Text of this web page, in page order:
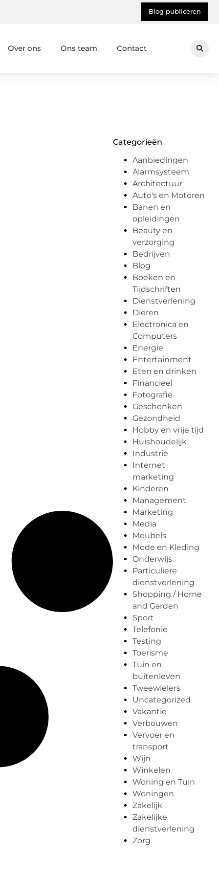
Blog publiceren
Over ons Ons team Contact
Categorieën
Aanbiedingen
Alarmsysteem
Architectuur
Auto's en Motoren
Banen en
opleidingen
Beauty en
verzorging
Bedrijven
Blog
Boeken en
Tijdschriften
Dienstverlening
Dieren
Electronica en
Computers
Energie
Entertainment
Eten en drinken
Financieel
Fotografie
Geschenken
Gezondheid
Hobby en vrije tijd
Huishoudelijk
Industrie
Internet
marketing
Kinderen
Management
Marketing
Media
Meubels
Mode en Kleding
Onderwijs
Particuliere
dienstverlening
Shopping / Home
and Garden
Sport
Telefonie
Testing
Toerisme
Tuin en
buitenleven
Tweewielers
Uncategorized
Vakantie
Verbouwen
Vervoer en
transport
Wijn
Winkelen
Woning en Tuin
Woningen
Zakelijk
Zakelijke
dienstverlening
Zorg